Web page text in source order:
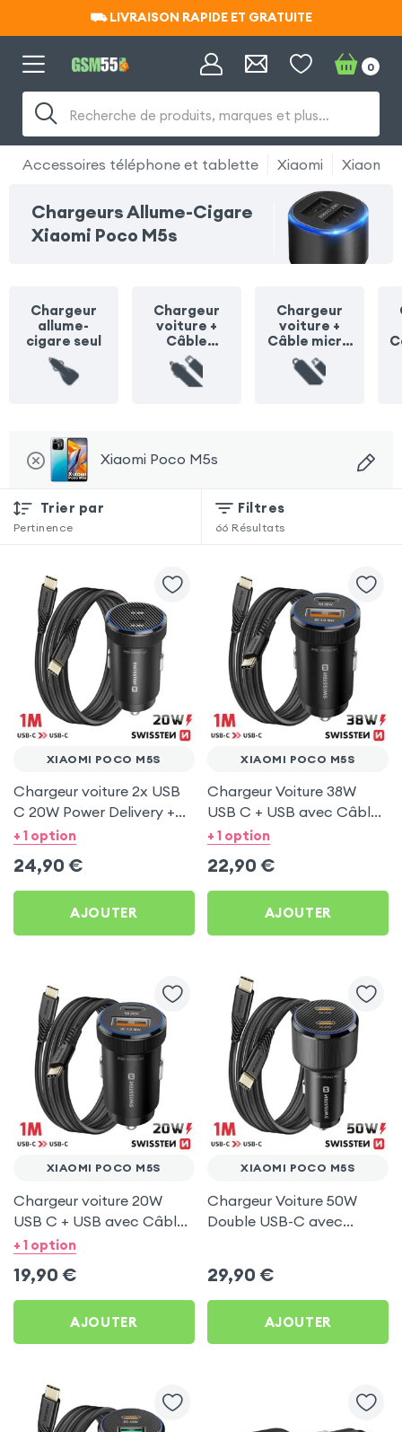
⛟ LIVRAISON RAPIDE ET GRATUITE
⛟ LIVRAISON RAPIDE ET GRATUITE
Recherche de produits, marques et plus…
0
Accessoires téléphone et tablette Xiaomi Xiaomi
Chargeurs Allume-Cigare
Xiaomi Poco M5s
Chargeur
allume-
cigare seul
Chargeur
voiture +
Câble
Lightning
Chargeur
voiture +
Câble micro
USB
Xiaomi Poco M5s
Trier par
Pertinence
Filtres
66 Résultats
XIAOMI POCO M5S
Chargeur voiture 2x USB
C 20W Power Delivery +
Câble USB C 60W pour
+ 1 option
24,90 €
AJOUTER
XIAOMI POCO M5S
Chargeur Voiture 38W
USB C + USB avec Câble
type C Swissten pour
+ 1 option
22,90 €
AJOUTER
XIAOMI POCO M5S
Chargeur voiture 20W
USB C + USB avec Câble
type C Swissten pour
+ 1 option
19,90 €
AJOUTER
XIAOMI POCO M5S
Chargeur Voiture 50W
Double USB-C avec
29,90 €
AJOUTER